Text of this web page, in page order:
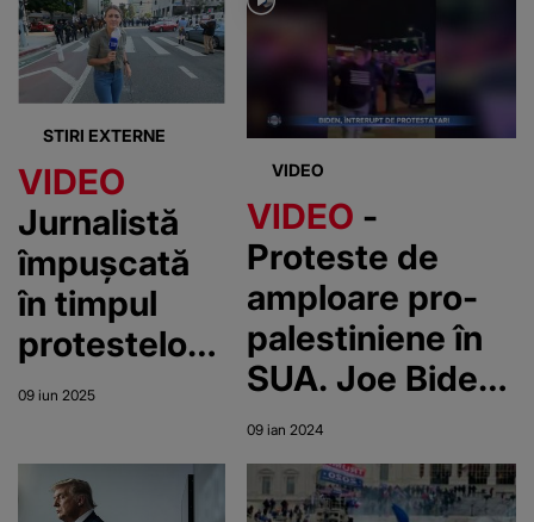
STIRI EXTERNE
VIDEO
Jurnalistă
împușcată
în timpul
protestelor
anti-Trump
Angeles
09 iun 2025
VIDEO
VIDEO -
Proteste de
amploare pro-
palestiniene în
SUA. Joe Biden,
întrerupt în
timpul unui
discurs
09 ian 2024